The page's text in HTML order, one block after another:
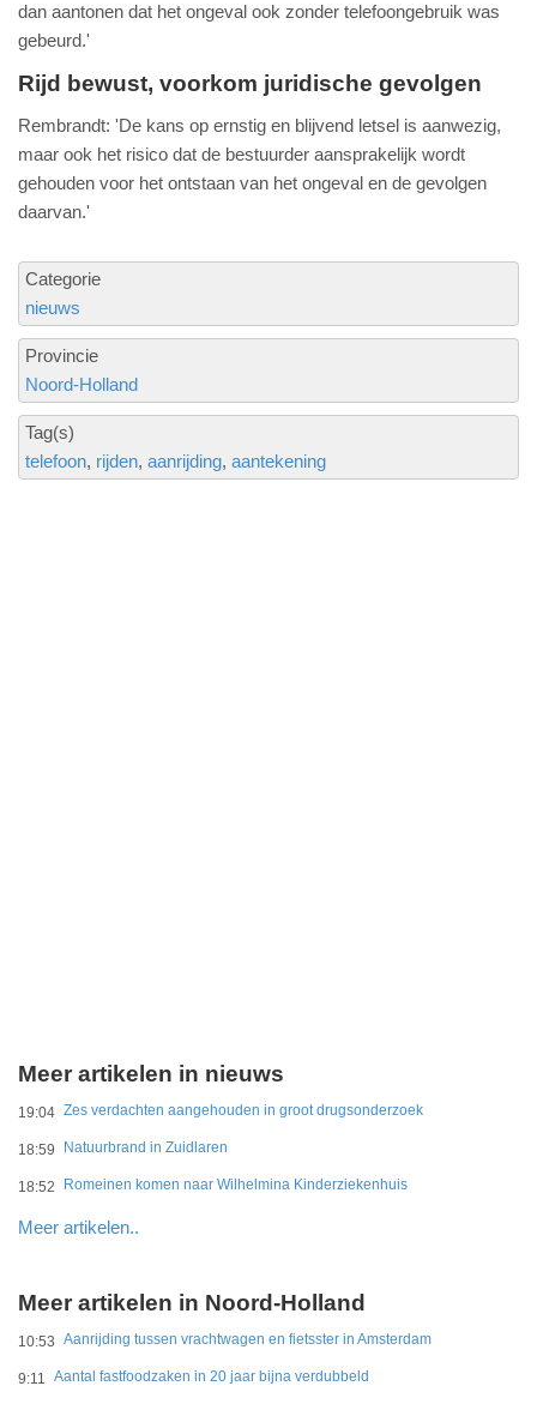
dan aantonen dat het ongeval ook zonder telefoongebruik was
gebeurd.'
Rijd bewust, voorkom juridische gevolgen
Rembrandt: 'De kans op ernstig en blijvend letsel is aanwezig,
maar ook het risico dat de bestuurder aansprakelijk wordt
gehouden voor het ontstaan van het ongeval en de gevolgen
daarvan.'
Categorie
nieuws
Provincie
Noord-Holland
Tag(s)
telefoon rijden aanrijding aantekening
Meer artikelen in nieuws
19:04 Zes verdachten aangehouden in groot drugsonderzoek
18:59 Natuurbrand in Zuidlaren
18:52 Romeinen komen naar Wilhelmina Kinderziekenhuis
Meer artikelen..
Meer artikelen in Noord-Holland
10:53 Aanrijding tussen vrachtwagen en fietsster in Amsterdam
9:11 Aantal fastfoodzaken in 20 jaar bijna verdubbeld